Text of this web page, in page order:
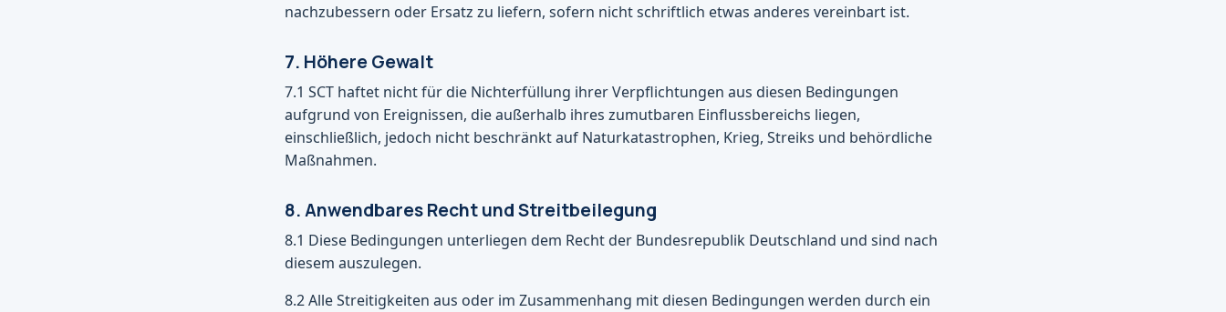
nachzubessern oder Ersatz zu liefern, sofern nicht schriftlich etwas anderes vereinbart ist.
7. Höhere Gewalt
7.1 SCT haftet nicht für die Nichterfüllung ihrer Verpflichtungen aus diesen Bedingungen
aufgrund von Ereignissen, die außerhalb ihres zumutbaren Einflussbereichs liegen,
einschließlich, jedoch nicht beschränkt auf Naturkatastrophen, Krieg, Streiks und behördliche
Maßnahmen.
8. Anwendbares Recht und Streitbeilegung
8.1 Diese Bedingungen unterliegen dem Recht der Bundesrepublik Deutschland und sind nach
diesem auszulegen.
8.2 Alle Streitigkeiten aus oder im Zusammenhang mit diesen Bedingungen werden durch ein